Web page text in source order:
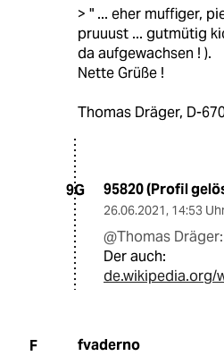
> " ... eher muffiger,
pruuust ... gutmütig
da aufgewachsen ! ).
Nette Grüße !
Thomas Dräger, D-
9G 95820 (Profil
26.06.2021, 14:53
@Thomas Dräger:
Der auch:
de.wikipedia.org/
F fvaderno